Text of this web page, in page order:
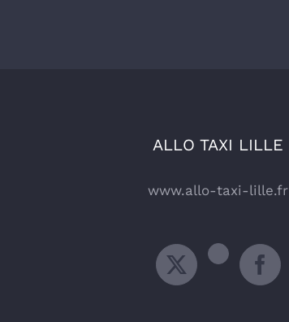
ALLO TAXI LILLE
www.allo-taxi-lille.fr